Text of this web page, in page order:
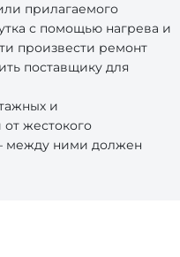
прилагаемого
с помощью нагрева и
произвести ремонт
поставщику для
и
жестокого
между ними должен